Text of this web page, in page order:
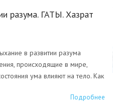
разума. ГАТЫ. Хазрат
в развитии разума
происходящие в мире,
ума влияют на тело. Как
Подробнее